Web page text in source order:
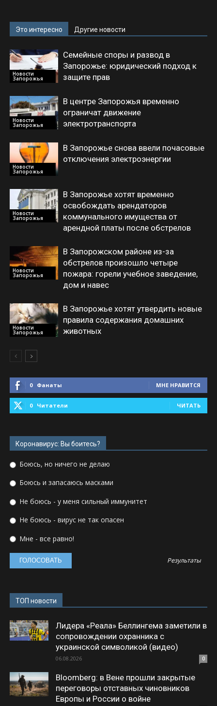
Это интересно Другие новости
Новости
Запорожья
Семейные споры и развод в
Запорожье: юридический подход к
защите прав
Новости
Запорожья
В центре Запорожья временно
ограничат движение
электротранспорта
Новости
Запорожья
В Запорожье снова ввели почасовые
отключения электроэнергии
Новости
Запорожья
В Запорожье хотят временно
освобождать арендаторов
коммунального имущества от
арендной платы после обстрелов
Новости
Запорожья
В Запорожском районе из-за
обстрелов произошло четыре
пожара: горели учебное заведение,
дом и навес
Новости
Запорожья
В Запорожье хотят утвердить новые
правила содержания домашних
животных
0 Фанаты МНЕ НРАВИТСЯ
0 Читатели ЧИТАТЬ
Коронавирус: Вы боитесь?
Боюсь, но ничего не делаю
Боюсь и запасаюсь масками
Не боюсь - у меня сильный иммунитет
Не боюсь - вирус не так опасен
Мне - все равно!
Результаты
ТОП новости
Лидера «Реала» Беллингема заметили в
сопровождении охранника с
украинской символикой (видео)
06.08.2026 0
Bloomberg: в Вене прошли закрытые
переговоры отставных чиновников
Европы и России о войне